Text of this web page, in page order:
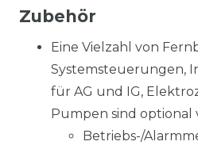
Zubehör
Eine Vielzahl von
Systemsteuerungen,
für AG und IG,
Pumpen sind optional
Betriebs-/